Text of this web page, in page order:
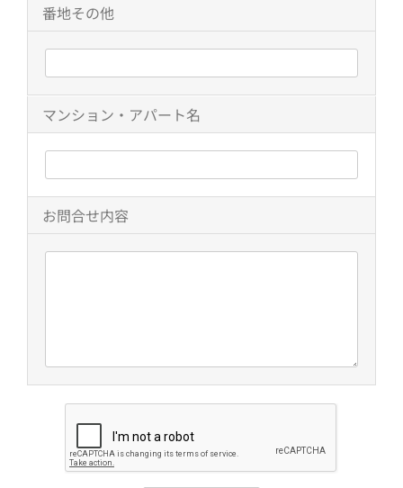
番地その他
マンション・アパート名
お問合せ内容